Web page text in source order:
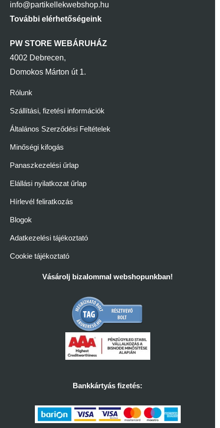
info@partikellekwebshop.hu
További elérhetőségeink
PW STORE WEBÁRUHÁZ
4002 Debrecen,
Domokos Márton út 1.
Rólunk
Szállítási, fizetési információk
Általános Szerződési Feltételek
Minőségi kifogás
Panaszkezelési űrlap
Elállási nyilatkozat űrlap
Hírlevél feliratkozás
Blogok
Adatkezelési tájékoztató
Cookie tájékoztató
Vásárolj bizalommal webshopunkban!
Bankkártyás fizetés: